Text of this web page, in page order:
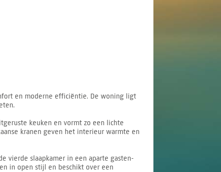
en moderne efficiëntie. De woning ligt
keuken en vormt zo een lichte
kranen geven het interieur warmte en
vierde slaapkamer in een aparte gasten-
in open stijl en beschikt over een